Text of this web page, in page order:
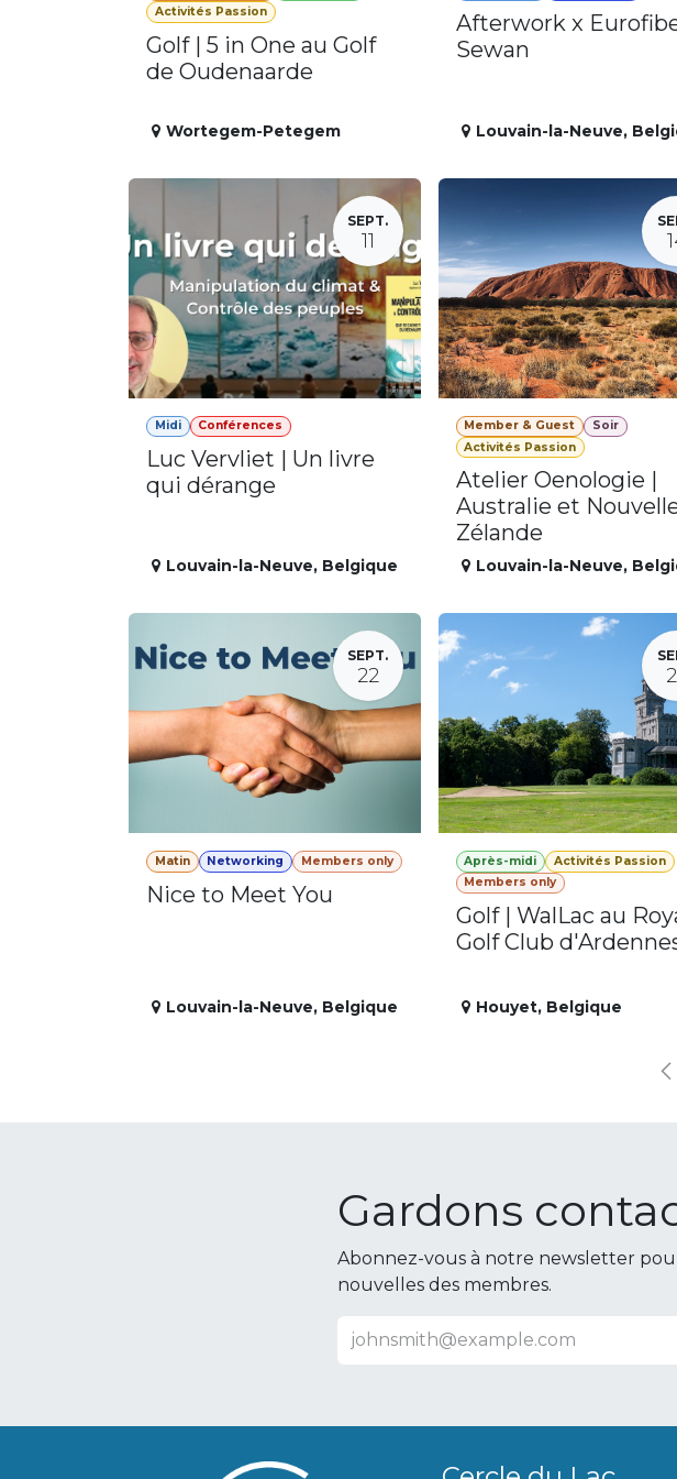
Activités Passion
Golf | 5 in One au Golf
de Oudenaarde
Wortegem-Petegem
Afterwork x
Sewan
Louvain-la-Neuve,
SEPT.
11
Midi Conférences
Luc Vervliet | Un livre
qui dérange
Louvain-la-Neuve, Belgique
Member & Guest
Soir
Activités Passion
Atelier Oenologie |
Australie et
Zélande
Louvain-la-Neuve,
SEPT.
22
Matin Networking Members only
Nice to Meet You
Louvain-la-Neuve, Belgique
Après-midi
Activités Passion
Members only
Golf | WalLac au
Golf Club
Houyet, Belgique
Gardons
Abonnez-vous à notre newsletter
nouvelles des membres.